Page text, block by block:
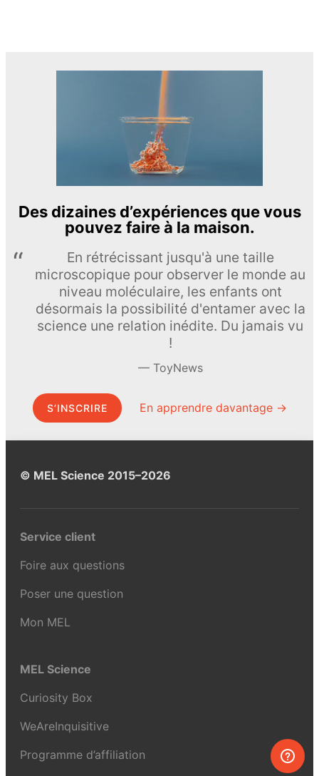
Des dizaines d’expériences que vous
pouvez faire à la maison.
En rétrécissant jusqu'à une taille
microscopique pour observer le monde au
niveau moléculaire, les enfants ont
désormais la possibilité d'entamer avec la
science une relation inédite. Du jamais vu
!
ToyNews
S’INSCRIRE En apprendre davantage →
© MEL Science 2015–2026
Service client
Foire aux questions
Poser une question
Mon MEL
MEL Science
Curiosity Box
WeAreInquisitive
Programme d’affiliation